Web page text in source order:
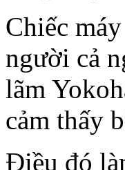
Chiếc
người cả
lãm
cảm thấy
Điều đó